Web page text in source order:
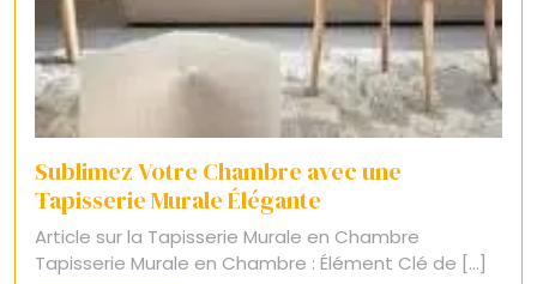
Sublimez Votre Chambre avec une
Tapisserie Murale Élégante
Article sur la Tapisserie Murale en Chambre
Tapisserie Murale en Chambre : Élément Clé de [...]